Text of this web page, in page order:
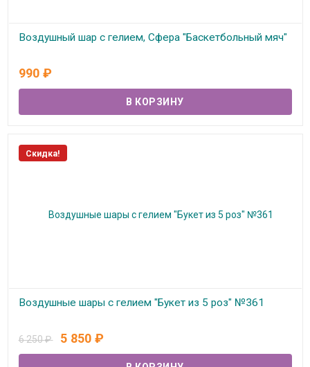
Воздушный шар с гелием, Сфера "Баскетбольный мяч"
990 ₽
Скидка!
Воздушные шары с гелием "Букет из 5 роз" №361
6 250₽ 5 850 ₽